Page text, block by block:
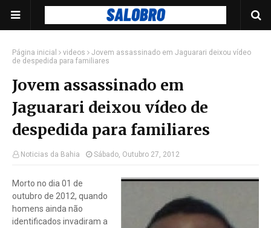
Página inicial videos
Jovem assassinado em Jaguarari deixou vídeo
de despedida para familiares
Jovem assassinado em
Jaguarari deixou vídeo de
despedida para familiares
Noticias da Bahia Sábado, Outubro 27, 2012
Morto no dia 01 de
outubro de 2012, quando
homens ainda não
identificados invadiram a